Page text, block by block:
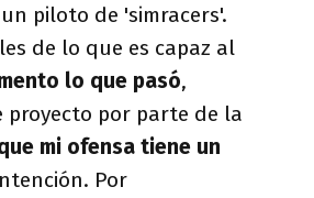
piloto de 'simracers'.
de lo que es capaz al
lo que pasó,
proyecto por parte de la
mi ofensa tiene un
Por